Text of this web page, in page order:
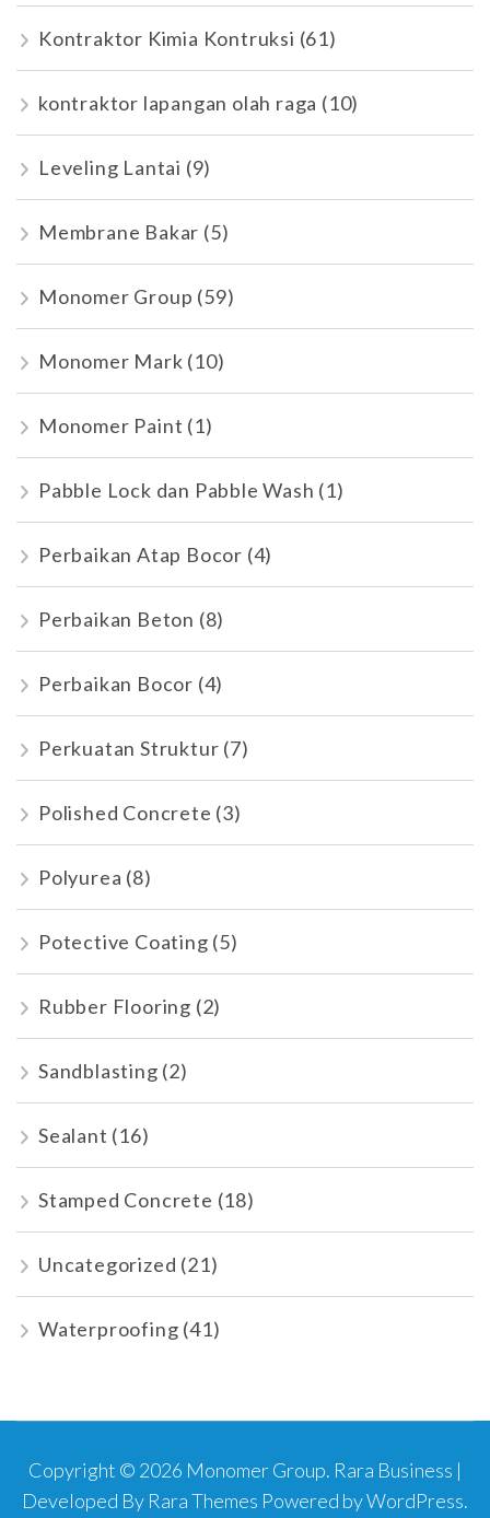
Kontraktor Kimia Kontruksi (61)
kontraktor lapangan olah raga (10)
Leveling Lantai (9)
Membrane Bakar (5)
Monomer Group (59)
Monomer Mark (10)
Monomer Paint (1)
Pabble Lock dan Pabble Wash (1)
Perbaikan Atap Bocor (4)
Perbaikan Beton (8)
Perbaikan Bocor (4)
Perkuatan Struktur (7)
Polished Concrete (3)
Polyurea (8)
Potective Coating (5)
Rubber Flooring (2)
Sandblasting (2)
Sealant (16)
Stamped Concrete (18)
Uncategorized (21)
Waterproofing (41)
Copyright © 2026 Monomer Group. Rara Business |
Developed By Rara Themes Powered byWordPress.